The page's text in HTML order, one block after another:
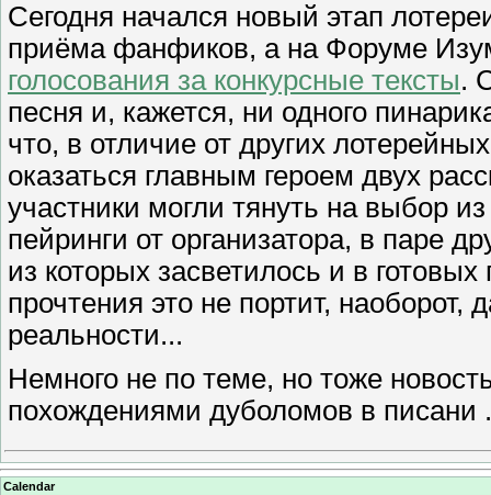
Сегодня начался новый этап
приёма фанфиков, а на Форуме
голосования за конкурсные тексты.
песня и, кажется, ни одного
что, в отличие от других
оказаться главным героем двух
участники могли тянуть на выбор
пейринги от организатора, в паре
из которых засветилось и в
прочтения это не портит, наоборот,
реальности...
Немного не по теме, но тоже
похождениями дуболомов в писани
Calendar